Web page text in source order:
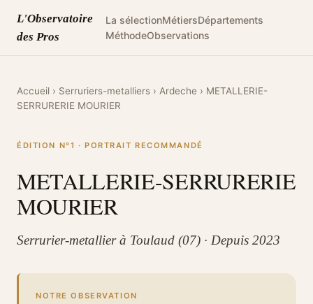
L'Observatoire
des Pros
La sélectionMétiersDépartements
MéthodeObservations
Accueil › Serruriers-metalliers › Ardeche › METALLERIE-
SERRURERIE MOURIER
ÉDITION N°1 · PORTRAIT RECOMMANDÉ
METALLERIE-SERRURERIE
MOURIER
Serrurier-metallier à Toulaud (07) · Depuis 2023
NOTRE OBSERVATION